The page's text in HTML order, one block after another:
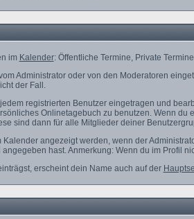
im Kalender: Öffentliche Termine, Private
Administrator oder von den Moderatoren
der Fall.
registrierten Benutzer eingetragen und
Onlinetagebuch zu benutzen. Wenn
sind dann für alle Mitglieder deiner
angezeigt werden, wenn der
hast. Anmerkung: Wenn du im Profil
erscheint dein Name auch auf der